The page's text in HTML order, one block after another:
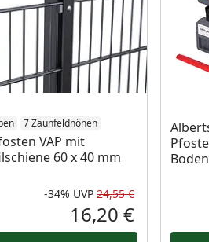
7 Zaunfeldhöhen
VAP mit
60 x 40 mm
Rabatt in
-34% UVP 24,55 €
Aktueller
16,20 €